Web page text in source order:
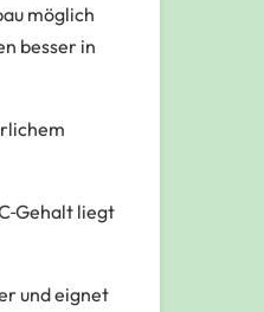
möglich
besser in
liegt
und eignet